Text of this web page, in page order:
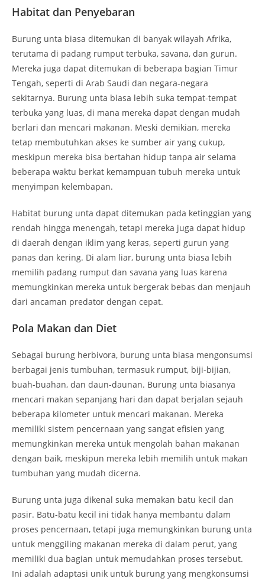
Habitat dan Penyebaran
Burung unta biasa ditemukan di banyak wilayah Afrika,
terutama di padang rumput terbuka, savana, dan gurun.
Mereka juga dapat ditemukan di beberapa bagian Timur
Tengah, seperti di Arab Saudi dan negara-negara
sekitarnya. Burung unta biasa lebih suka tempat-tempat
terbuka yang luas, di mana mereka dapat dengan mudah
berlari dan mencari makanan. Meski demikian, mereka
tetap membutuhkan akses ke sumber air yang cukup,
meskipun mereka bisa bertahan hidup tanpa air selama
beberapa waktu berkat kemampuan tubuh mereka untuk
menyimpan kelembapan.
Habitat burung unta dapat ditemukan pada ketinggian yang
rendah hingga menengah, tetapi mereka juga dapat hidup
di daerah dengan iklim yang keras, seperti gurun yang
panas dan kering. Di alam liar, burung unta biasa lebih
memilih padang rumput dan savana yang luas karena
memungkinkan mereka untuk bergerak bebas dan menjauh
dari ancaman predator dengan cepat.
Pola Makan dan Diet
Sebagai burung herbivora, burung unta biasa mengonsumsi
berbagai jenis tumbuhan, termasuk rumput, biji-bijian,
buah-buahan, dan daun-daunan. Burung unta biasanya
mencari makan sepanjang hari dan dapat berjalan sejauh
beberapa kilometer untuk mencari makanan. Mereka
memiliki sistem pencernaan yang sangat efisien yang
memungkinkan mereka untuk mengolah bahan makanan
dengan baik, meskipun mereka lebih memilih untuk makan
tumbuhan yang mudah dicerna.
Burung unta juga dikenal suka memakan batu kecil dan
pasir. Batu-batu kecil ini tidak hanya membantu dalam
proses pencernaan, tetapi juga memungkinkan burung unta
untuk menggiling makanan mereka di dalam perut, yang
memiliki dua bagian untuk memudahkan proses tersebut.
Ini adalah adaptasi unik untuk burung yang mengkonsumsi